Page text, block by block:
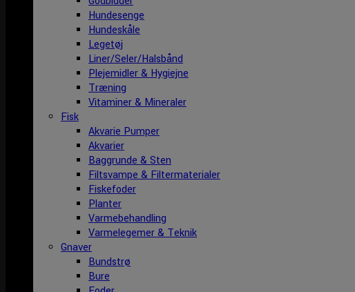
Hundesenge
Hundeskåle
Legetøj
Liner/Seler/Halsbånd
Plejemidler & Hygiejne
Træning
Vitaminer & Mineraler
Fisk
Akvarie Pumper
Akvarier
Baggrunde & Sten
Filtsvampe & Filtermaterialer
Fiskefoder
Planter
Varmebehandling
Varmelegemer & Teknik
Gnaver
Bundstrø
Bure